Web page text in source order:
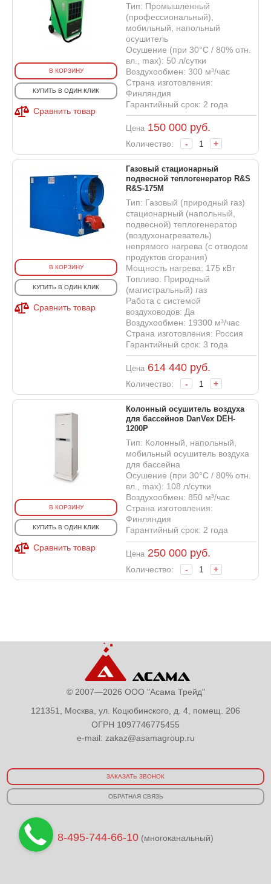
В КОРЗИНУ
КУПИТЬ В ОДИН КЛИК
Сравнить товар
Тип: Промышленный
(профессиональный),
мобильный, напольный
осушитель
Осушение (при 30°С / 80% отн.
вл., max): 50 л/сутки
Воздухообмен: 300 м³/час
Страна изготовления:
Финляндия
Гарантийный срок: 2 года
Цена 150 000 руб.
Количество: - +
В КОРЗИНУ
КУПИТЬ В ОДИН КЛИК
Сравнить товар
Газовый стационарный
подвесной теплогенератор R&S
R&S-175M
Тип: Газовый (природный газ)
стационарный (напольный,
подвесной) теплогенератор
(воздухонагреватель)
непрямого нагрева (с отводом
продуктов сгорания)
Мощность нагрева: 175 кВт
Топливо: Природный
(магистральный) газ
Работа с системой
воздуховодов: Да
Воздухообмен: 19300 м³/час
Страна изготовления: Россия
Гарантийный срок: 3 года
Цена 614 440 руб.
Количество: - +
В КОРЗИНУ
КУПИТЬ В ОДИН КЛИК
Сравнить товар
Колонный осушитель воздуха
для бассейнов DanVex DEH-
1200P
Тип: Колонный, напольный,
мобильный осушитель воздуха
для бассейна
Осушение (при 30°С / 80% отн.
вл., max): 108 л/сутки
Воздухообмен: 850 м³/час
Страна изготовления:
Финляндия
Гарантийный срок: 2 года
Цена 250 000 руб.
Количество: - +
© 2007—2026 ООО "Асама Трейд"
121351, Москва, ул. Коцюбинского, д. 4, помещ. 206
ОГРН 1097746775455
e-mail: zakaz@asamagroup.ru
ЗАКАЗАТЬ ЗВОНОК
ОБРАТНАЯ СВЯЗЬ
8-495-744-66-10 (многоканальный)